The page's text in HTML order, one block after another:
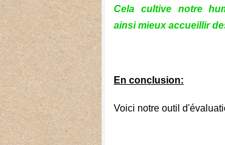
Cela cultive notre
ainsi mieux accueillir
En conclusion:
Voici notre outil